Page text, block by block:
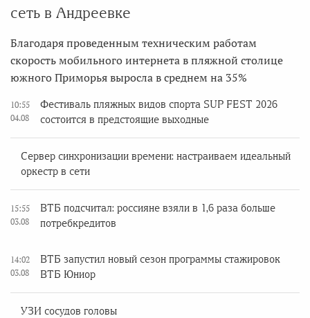
сеть в Андреевке
Благодаря проведенным техническим работам
скорость мобильного интернета в пляжной столице
южного Приморья выросла в среднем на 35%
10:55
04.08
Фестиваль пляжных видов спорта SUP FEST 2026
состоится в предстоящие выходные
Сервер синхронизации времени: настраиваем идеальный
оркестр в сети
15:55
03.08
ВТБ подсчитал: россияне взяли в 1,6 раза больше
потребкредитов
14:02
03.08
ВТБ запустил новый сезон программы стажировок
ВТБ Юниор
УЗИ сосудов головы